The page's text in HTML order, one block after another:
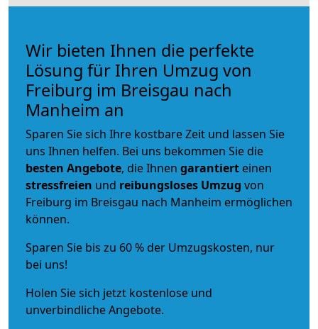
Wir bieten Ihnen die perfekte
Lösung für Ihren Umzug von
Freiburg im Breisgau nach
Manheim an
Sparen Sie sich Ihre kostbare Zeit und lassen Sie
uns Ihnen helfen. Bei uns bekommen Sie die
besten Angebote, die Ihnen garantiert einen
stressfreien und reibungsloses Umzug von
Freiburg im Breisgau nach Manheim ermöglichen
können.
Sparen Sie bis zu 60 % der Umzugskosten, nur
bei uns!
Holen Sie sich jetzt kostenlose und
unverbindliche Angebote.